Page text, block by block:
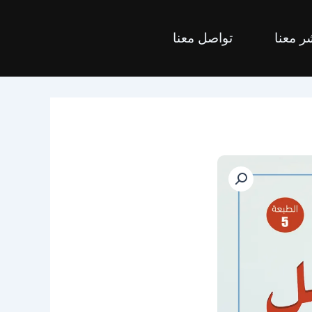
معنا تواصل معنا